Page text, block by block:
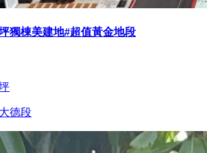
獨棟美建地#超值黃金地段
德段